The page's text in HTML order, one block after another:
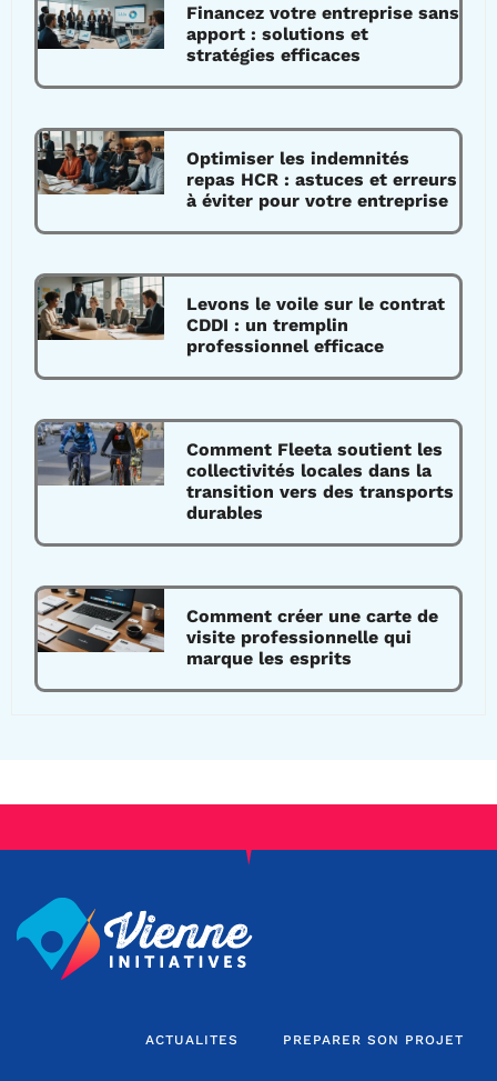
Financez votre entreprise sans
apport : solutions et
stratégies efficaces
Optimiser les indemnités
repas HCR : astuces et erreurs
à éviter pour votre entreprise
Levons le voile sur le contrat
CDDI : un tremplin
professionnel efficace
Comment Fleeta soutient les
collectivités locales dans la
transition vers des transports
durables
Comment créer une carte de
visite professionnelle qui
marque les esprits
ACTUALITES PREPARER SON PROJET